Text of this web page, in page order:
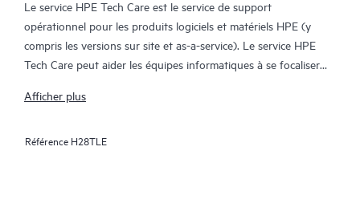
Le service HPE Tech Care est le service de support
opérationnel pour les produits logiciels et matériels HPE (y
compris les versions sur site et as-a-service). Le service HPE
Tech Care peut aider les équipes informatiques à se focaliser
chercher proactivement de meilleures méthodes de travail,
Afficher plus
Référence H28TLE